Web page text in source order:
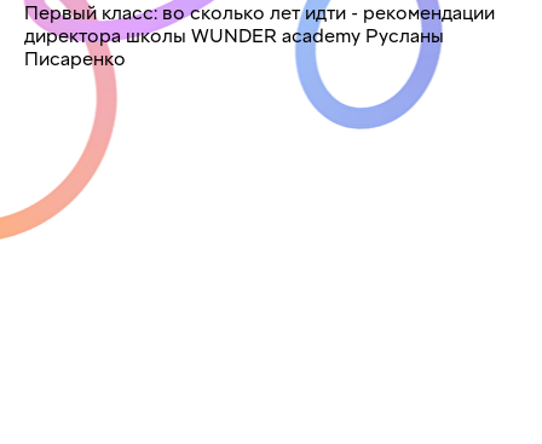
Первый класс: во сколько лет идти - рекомендации
директора школы WUNDER academy Русланы
Писаренко